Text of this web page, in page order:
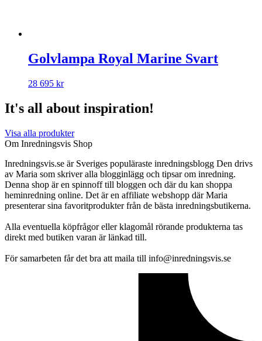
Golvlampa Royal Marine Svart
28 695 kr
It's all about inspiration!
Visa alla produkter
Om Inredningsvis Shop
Inredningsvis.se är Sveriges populäraste inredningsblogg Den drivs
av Maria som skriver alla blogginlägg och tipsar om inredning.
Denna shop är en spinnoff till bloggen och där du kan shoppa
heminredning online. Det är en affiliate webshopp där Maria
presenterar sina favoritprodukter från de bästa inredningsbutikerna.
Alla eventuella köpfrågor eller klagomål rörande produkterna tas
direkt med butiken varan är länkad till.
För samarbeten får det bra att maila till info@inredningsvis.se